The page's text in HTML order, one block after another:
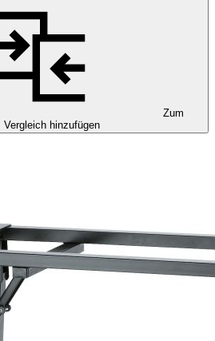
Zum
Vergleich hinzufügen